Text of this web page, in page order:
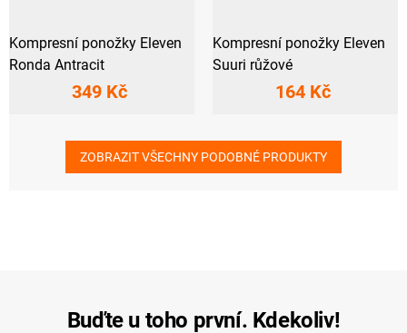
Kompresní ponožky Eleven
Ronda Antracit
349 Kč
Kompresní ponožky Eleven
Suuri růžové
164 Kč
ZOBRAZIT VŠECHNY PODOBNÉ PRODUKTY
Buďte u toho první. Kdekoliv!